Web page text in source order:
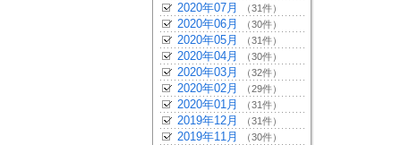
2020年07月 （31件）
2020年06月 （30件）
2020年05月 （31件）
2020年04月 （30件）
2020年03月 （32件）
2020年02月 （29件）
2020年01月 （31件）
2019年12月 （31件）
2019年11月 （30件）